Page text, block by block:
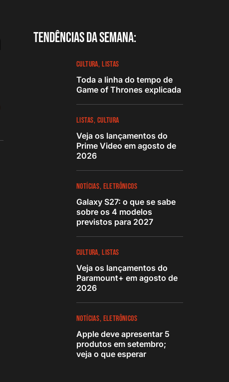
Tendências da semana:
CULTURA LISTAS
Toda a linha do tempo de
Game of Thrones explicada
LISTAS CULTURA
Veja os lançamentos do
Prime Video em agosto de
2026
NOTÍCIAS ELETRÔNICOS
Galaxy S27: o que se sabe
sobre os 4 modelos
previstos para 2027
CULTURA LISTAS
Veja os lançamentos do
Paramount+ em agosto de
2026
NOTÍCIAS ELETRÔNICOS
Apple deve apresentar 5
produtos em setembro;
veja o que esperar